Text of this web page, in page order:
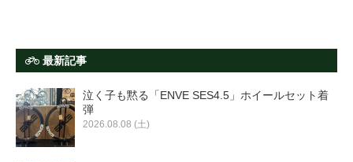
最新記事
泣く子も黙る「ENVE SES4.5」ホイールセット着
弾
2026.08.08 (土)